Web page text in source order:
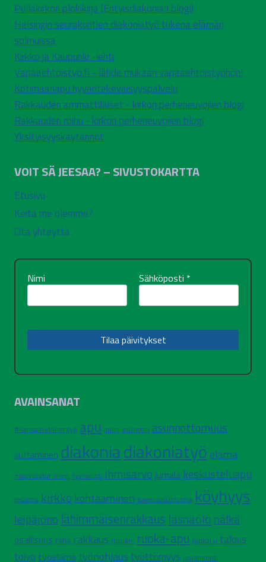
Pullakirkon plokikirja (Erityisdiakonian blogi)
Helsingin seurakuntien diakoniatyö tukena elämän
solmuissa
Kirkko ja Kaupunki -lehti
Vapaaehtoistyö.fi - lähde mukaan vapaaehtoistyöhön!
Kotimaanapu hyväntekeväisyyspalvelu
Rakkauden ammattilaiset - kirkon perheneuvojien blogi
Rakkauden roihu - kirkon perheneuvojien blogi
Yksityisyyskäytännöt
VOIT SÄ JEESAA? – SIVUSTOKARTTA
Etusivu
Keitä me olemme?
Ota yhteyttä
Nimi Sähköposti *
AVAINSANAT
#kansainvälinentyö apu apua asunnoton asunnottomuus
auttaminen diakoniadiakoniatyö elämä
eriarvoistuminen hyvinvointi ihmisarvo jumala keskusteluapu
kesäloma kirkkokohtaaminen kokemusasiantuntija köyhyys
leipäjono lähimmäisenrakkaus läsnäolonälkä
osallisuus raha rakkaus rippileiri ruoka-apu ruokailu talous
toivo työelämätyönohjaustyöttömyys unelmointi